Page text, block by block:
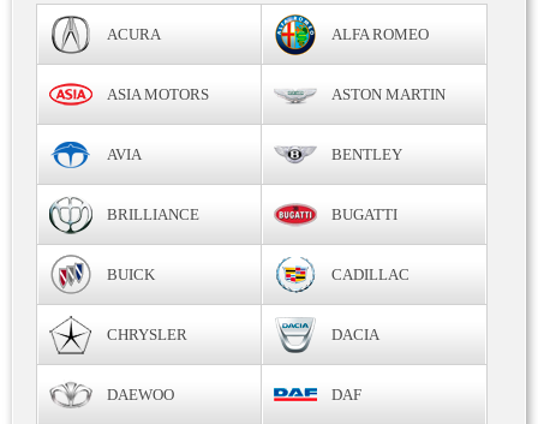
ACURA ALFA ROMEO
ASIA MOTORS ASTON MARTIN
AVIA BENTLEY
BRILLIANCE BUGATTI
BUICK CADILLAC
CHRYSLER DACIA
DAEWOO DAF